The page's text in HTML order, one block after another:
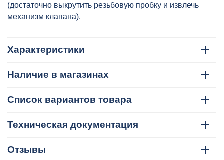
(достаточно выкрутить резьбовую пробку и извлечь
механизм клапана).
Характеристики
Наличие в магазинах
Список вариантов товара
Техническая документация
Отзывы